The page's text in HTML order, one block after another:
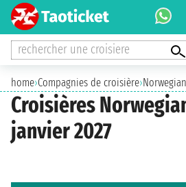
rechercher une croisiere
home›Compagnies de croisière›
Croisières
janvier 2027